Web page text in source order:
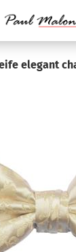
elegant